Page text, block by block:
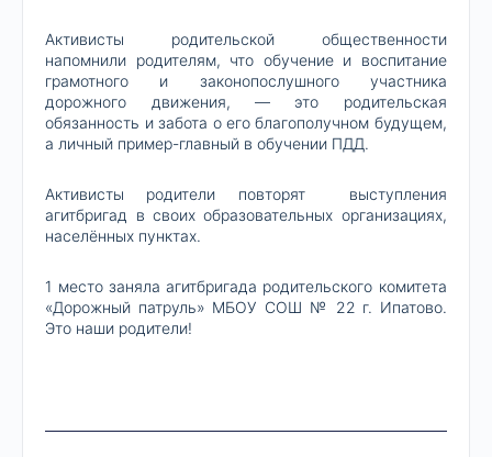
Активисты родительской общественности
напомнили родителям, что обучение и воспитание
грамотного и законопослушного участника
дорожного движения, — это родительская
обязанность и забота о его благополучном будущем,
а личный пример-главный в обучении ПДД.
Активисты родители повторят выступления
агитбригад в своих образовательных организациях,
населённых пунктах.
1 место заняла агитбригада родительского комитета
«Дорожный патруль» МБОУ СОШ № 22 г. Ипатово.
Это наши родители!